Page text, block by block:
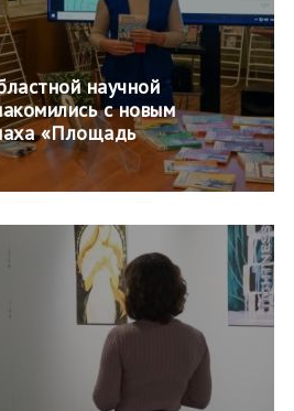
научной
с новым
«Площадь